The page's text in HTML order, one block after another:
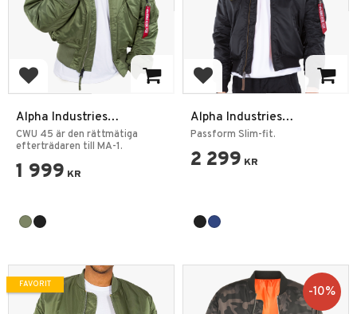
Lägg till i favoriter
Alpha Industries
Bomberjacka CWU-45
CWU 45 är den rättmätiga
efterträdaren till MA-1.
1 999 KR
Lägg till i favoriter
Alpha Industries
Bomberjacka MA-1 VF
Passform Slim-fit.
2 299 KR
FAVORIT 10%